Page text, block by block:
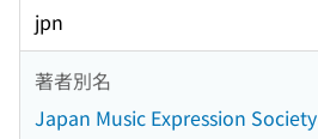
jpn
著者別名
Japan Music Expression Society